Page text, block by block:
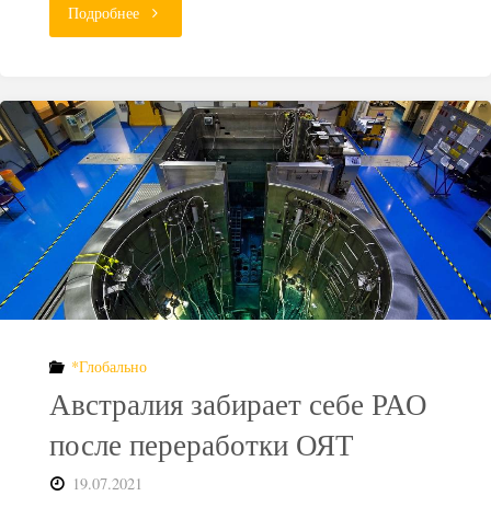
Подробнее"Проблемы
РАО:
другой
взгляд
проблему"
*Глобально
Австралия забирает себе РАО
после переработки ОЯТ
19.07.2021